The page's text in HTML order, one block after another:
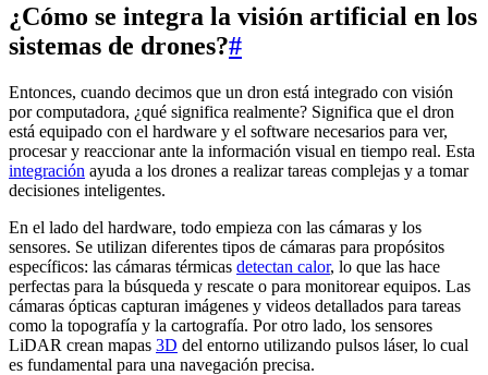
¿Cómo se integra la visión artificial en los
sistemas de drones?#
Entonces, cuando decimos que un dron está integrado con visión
por computadora, ¿qué significa realmente? Significa que el dron
está equipado con el hardware y el software necesarios para ver,
procesar y reaccionar ante la información visual en tiempo real. Esta
integración ayuda a los drones a realizar tareas complejas y a tomar
decisiones inteligentes.
En el lado del hardware, todo empieza con las cámaras y los
sensores. Se utilizan diferentes tipos de cámaras para propósitos
específicos: las cámaras térmicas detectan calor, lo que las hace
perfectas para la búsqueda y rescate o para monitorear equipos. Las
cámaras ópticas capturan imágenes y videos detallados para tareas
como la topografía y la cartografía. Por otro lado, los sensores
LiDAR crean mapas 3D del entorno utilizando pulsos láser, lo cual
es fundamental para una navegación precisa.